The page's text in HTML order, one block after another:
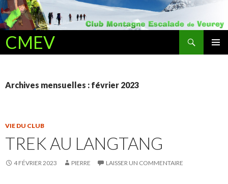
CMEV
Recherche
ALLER AU CONTENU PRINCIPAL
Archives mensuelles : février 2023
VIE DU CLUB
TREK AU LANGTANG
4 FÉVRIER 2023 PIERRE LAISSER UN COMMENTAIRE